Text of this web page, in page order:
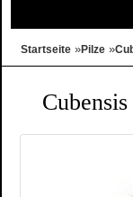
Startseite »Pilze »